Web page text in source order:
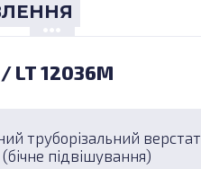
LT 12036M
труборізальний верстат
підвішування)